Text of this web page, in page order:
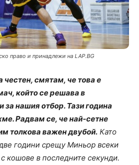
право и принадлежи на LAP.BG
честен, смятам, че това е
който се решава в
за нашия отбор. Тази година
Радвам се, че най-сетне
толкова важен двубой. Като
години срещу Миньор всеки
кошове в последните секунди.